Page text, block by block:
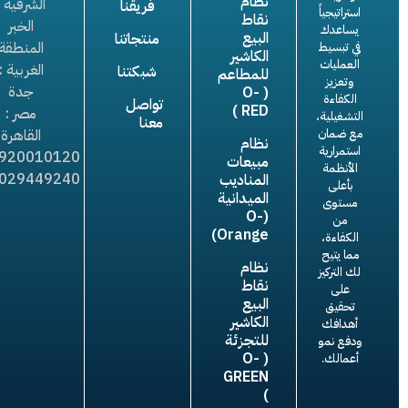
استراتيجياً
يساعدك
في تبسيط
العمليات
وتعزيز
الكفاءة
التشغيلية،
مع ضمان
استمرارية
الأنظمة
بأعلى
مستوى
من
الكفاءة،
مما يتيح
لك التركيز
على
تحقيق
أهدافك
ودفع نمو
أعمالك.
نقاط
البيع
الكاشير
للمطاعم
( O-
RED )
نظام
مبيعات
المناديب
الميدانية
(O-
Orange)
نظام
نقاط
البيع
الكاشير
للتجزئة
( O-
GREEN
)
فريقنا
منتجاتنا
شبكتنا
تواصل
معنا
الخبر
الغربية :
جدة
مصر :
القاهرة